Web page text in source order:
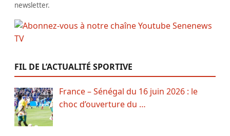
newsletter.
FIL DE L’ACTUALITÉ SPORTIVE
France – Sénégal du 16 juin 2026 : le
choc d’ouverture du …